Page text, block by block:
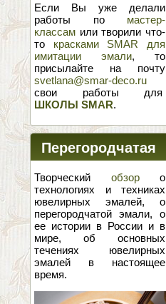
Если Вы уже делали
работы по мастер-
классам или творили что-
то красками SMAR для
имитации эмали, то
присылайте на почту
svetlana@smar-deco.ru
свои работы для
ШКОЛЫ SMAR.
Перегородчатая
эмаль
Творческий обзоро
технологиях и техниках
ювелирных эмалей, о
перегородчатой эмали, о
ее истории в России и в
мире, об основных
течениях ювелирных
эмалей в настоящее
время.